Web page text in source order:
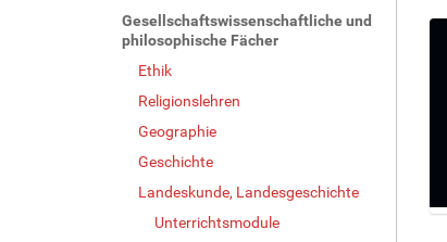
Gesellschaftswissenschaftliche und
philosophische Fächer
Ethik
Religionslehren
Geographie
Geschichte
Landeskunde, Landesgeschichte
Unterrichtsmodule